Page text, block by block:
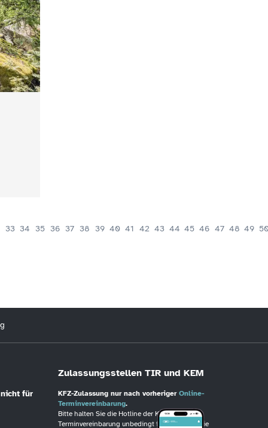
33 34 35 36 37 38 39 40 41 42 43 44 45 46 47 48 49
für
Zulassungsstellen TIR und KEM
KFZ-Zulassung nur nach vorheriger Online-
Terminvereinbarung.
Bitte halten Sie die Hotline der KFZ-
Terminvereinbarung unbedingt frei, wenn Sie die